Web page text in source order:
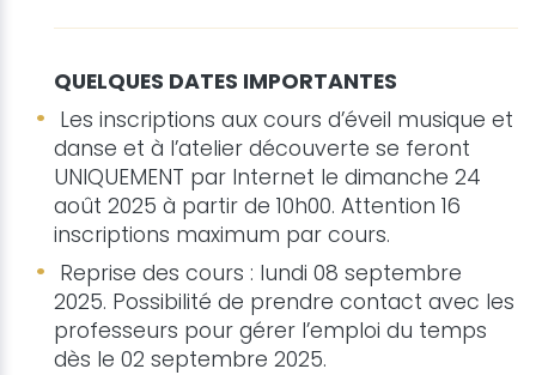
QUELQUES DATES IMPORTANTES
Les inscriptions aux cours d’éveil musique et
danse et à l’atelier découverte se feront
UNIQUEMENT par Internet le dimanche 24
août 2025 à partir de 10h00. Attention 16
inscriptions maximum par cours.
Reprise des cours : lundi 08 septembre
2025. Possibilité de prendre contact avec les
professeurs pour gérer l’emploi du temps
dès le 02 septembre 2025.